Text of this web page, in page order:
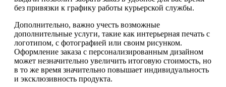
без привязки к графику работы курьерской службы.
Дополнительно, важно учесть возможные
дополнительные услуги, такие как интерьерная печать с
логотипом, с фотографией или своим рисунком.
Оформление заказа с персонализированным дизайном
может незначительно увеличить итоговую стоимость, но
в то же время значительно повышает индивидуальность
и эксклюзивность продукта.